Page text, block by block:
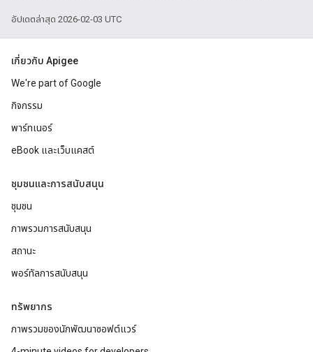
อัปเดตล่าสุด 2026-02-03 UTC
เกี่ยวกับ Apigee
We're part of Google
กิจกรรม
พาร์ทเนอร์
eBook และเว็บแคสต์
ชุมชนและการสนับสนุน
ชุมชน
ภาพรวมการสนับสนุน
สถานะ
พอร์ทัลการสนับสนุน
ทรัพยากร
ภาพรวมของนักพัฒนาซอฟต์แวร์